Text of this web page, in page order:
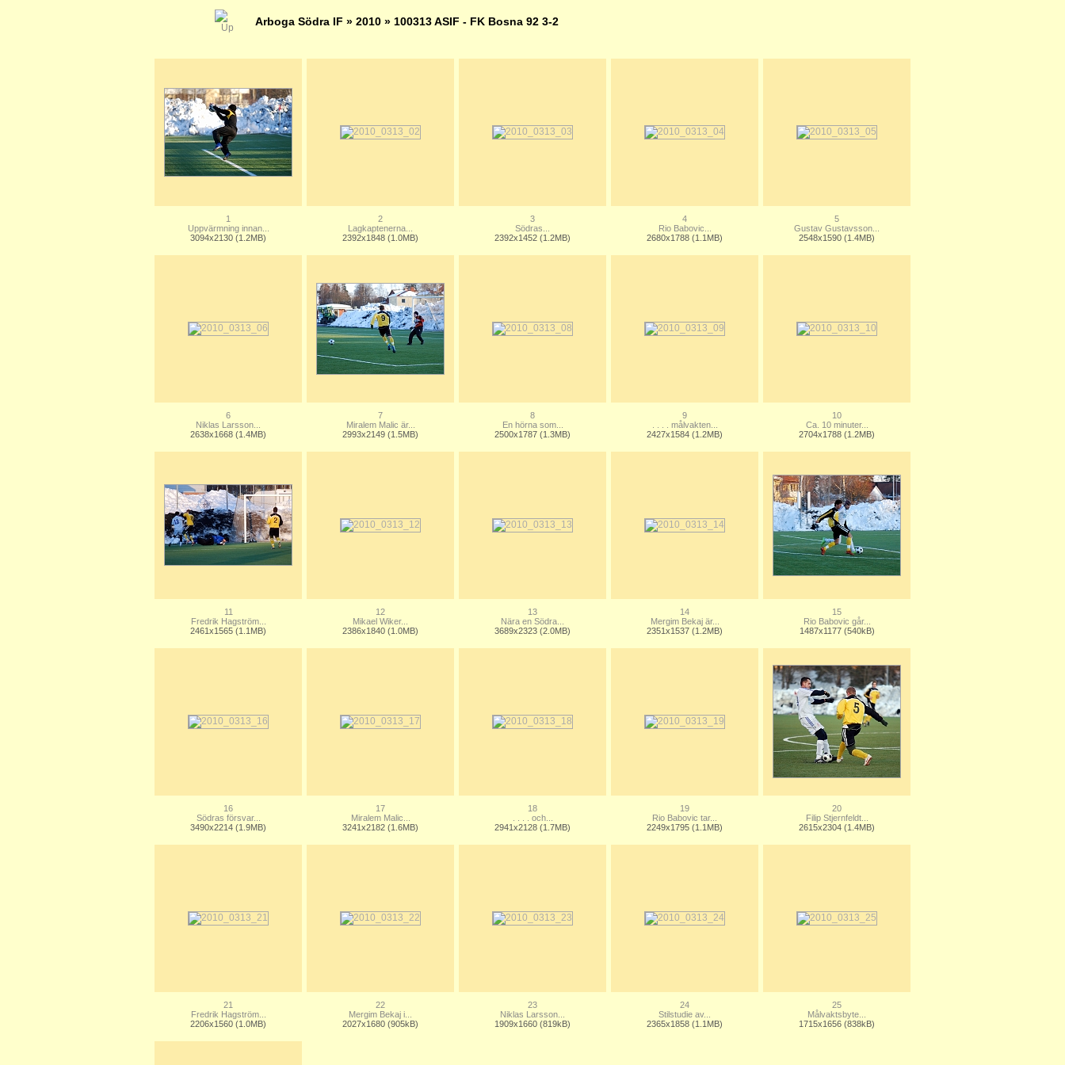
Arboga Södra IF » 2010 » 100313 ASIF - FK Bosna 92 3-2
1
Uppvärmning innan...
3094x2130 (1.2MB)
2
Lagkaptenerna...
2392x1848 (1.0MB)
3
Södras...
2392x1452 (1.2MB)
4
Rio Babovic...
2680x1788 (1.1MB)
5
Gustav Gustavsson...
2548x1590 (1.4MB)
6
Niklas Larsson...
2638x1668 (1.4MB)
7
Miralem Malic är...
2993x2149 (1.5MB)
8
En hörna som...
2500x1787 (1.3MB)
9
. . . . målvakten...
2427x1584 (1.2MB)
10
Ca. 10 minuter...
2704x1788 (1.2MB)
11
Fredrik Hagström...
2461x1565 (1.1MB)
12
Mikael Wiker...
2386x1840 (1.0MB)
13
Nära en Södra...
3689x2323 (2.0MB)
14
Mergim Bekaj är...
2351x1537 (1.2MB)
15
Rio Babovic går...
1487x1177 (540kB)
16
Södras försvar...
3490x2214 (1.9MB)
17
Miralem Malic...
3241x2182 (1.6MB)
18
. . . . och...
2941x2128 (1.7MB)
19
Rio Babovic tar...
2249x1795 (1.1MB)
20
Filip Stjernfeldt...
2615x2304 (1.4MB)
21
Fredrik Hagström...
2206x1560 (1.0MB)
22
Mergim Bekaj i...
2027x1680 (905kB)
23
Niklas Larsson...
1909x1660 (819kB)
24
Stilstudie av...
2365x1858 (1.1MB)
25
Målvaktsbyte...
1715x1656 (838kB)